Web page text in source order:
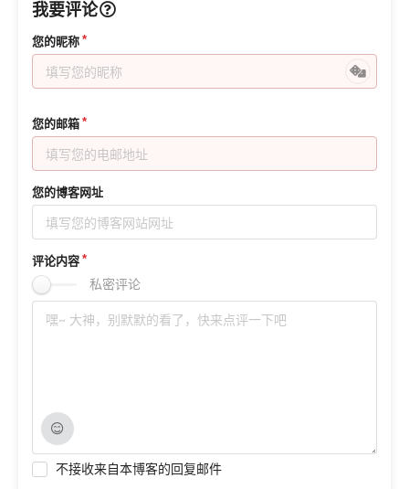
我要评论
您的昵称
您的邮箱
您的博客网址
评论内容
私密评论
不接收来自本博客的回复邮件